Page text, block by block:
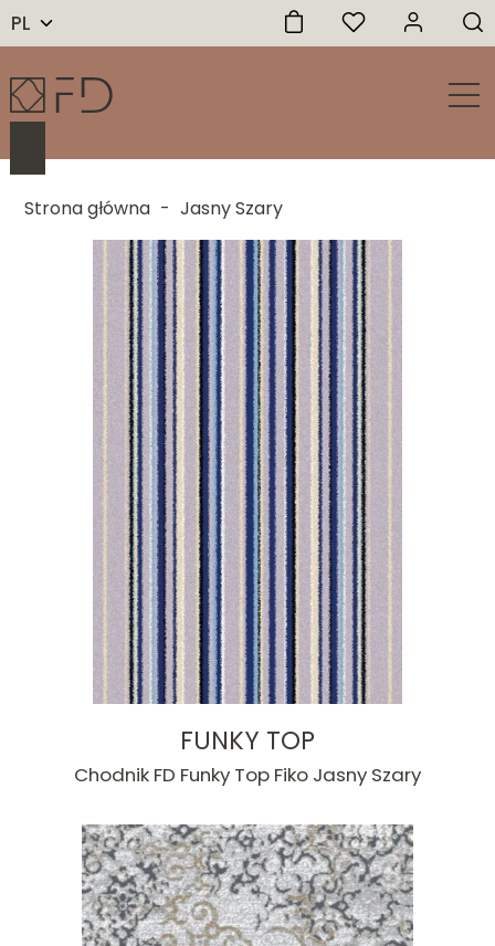
PL
Strona główna - Jasny Szary
FUNKY TOP
Chodnik FD Funky Top Fiko Jasny Szary